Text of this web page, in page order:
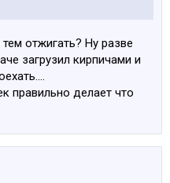
отжигать? Ну разве
загрузил кирпичами и
правильно делает что